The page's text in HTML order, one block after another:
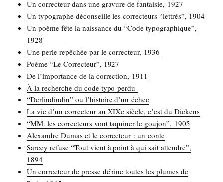
Un cor­rec­teur dans une gra­vure de fan­tai­sie, 1927
Un typo­graphe décon­seille les cor­rec­teurs “let­trés”, 1904
Un poème fête la nais­sance du “Code typo­gra­phique”,
1928
Une perle repê­chée par le cor­rec­teur, 1936
Poème “Le Cor­rec­teur”, 1927
De l’importance de la cor­rec­tion, 1911
À la recherche du code typo perdu
“Der­lin­din­din” ou l’histoire d’un échec
La vie d’un cor­rec­teur au XIXe siècle, c’est du Dickens
“MM. les cor­rec­teurs vont taqui­ner le gou­jon”, 1905
Alexandre Dumas et le cor­rec­teur : un conte
Sar­cey refuse “Tout vient à point à qui sait attendre”,
1894
Un cor­rec­teur de presse débine toutes les plumes de